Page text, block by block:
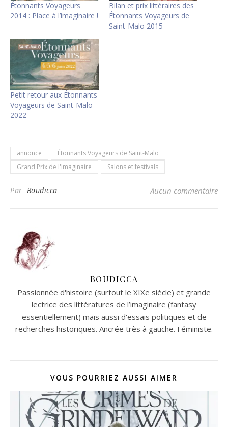
Étonnants Voyageurs
2014 : Place à l’imaginaire !
Bilan et prix littéraires des
Étonnants Voyageurs de
Saint-Malo 2015
Petit retour aux Étonnants
Voyageurs de Saint-Malo
2022
annonce
Étonnants Voyageurs de Saint-Malo
Grand Prix de l'Imaginaire
Salons et festivals
Par Boudicca Aucun commentaire
BOUDICCA
Passionnée d'histoire (surtout le XIXe siècle) et grande
lectrice des littératures de l’imaginaire (fantasy
essentiellement) mais aussi d'essais politiques et de
recherches historiques. Ancrée très à gauche. Féministe.
VOUS POURRIEZ AUSSI AIMER